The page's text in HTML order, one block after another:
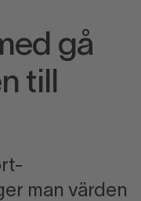
gå
till
man värden